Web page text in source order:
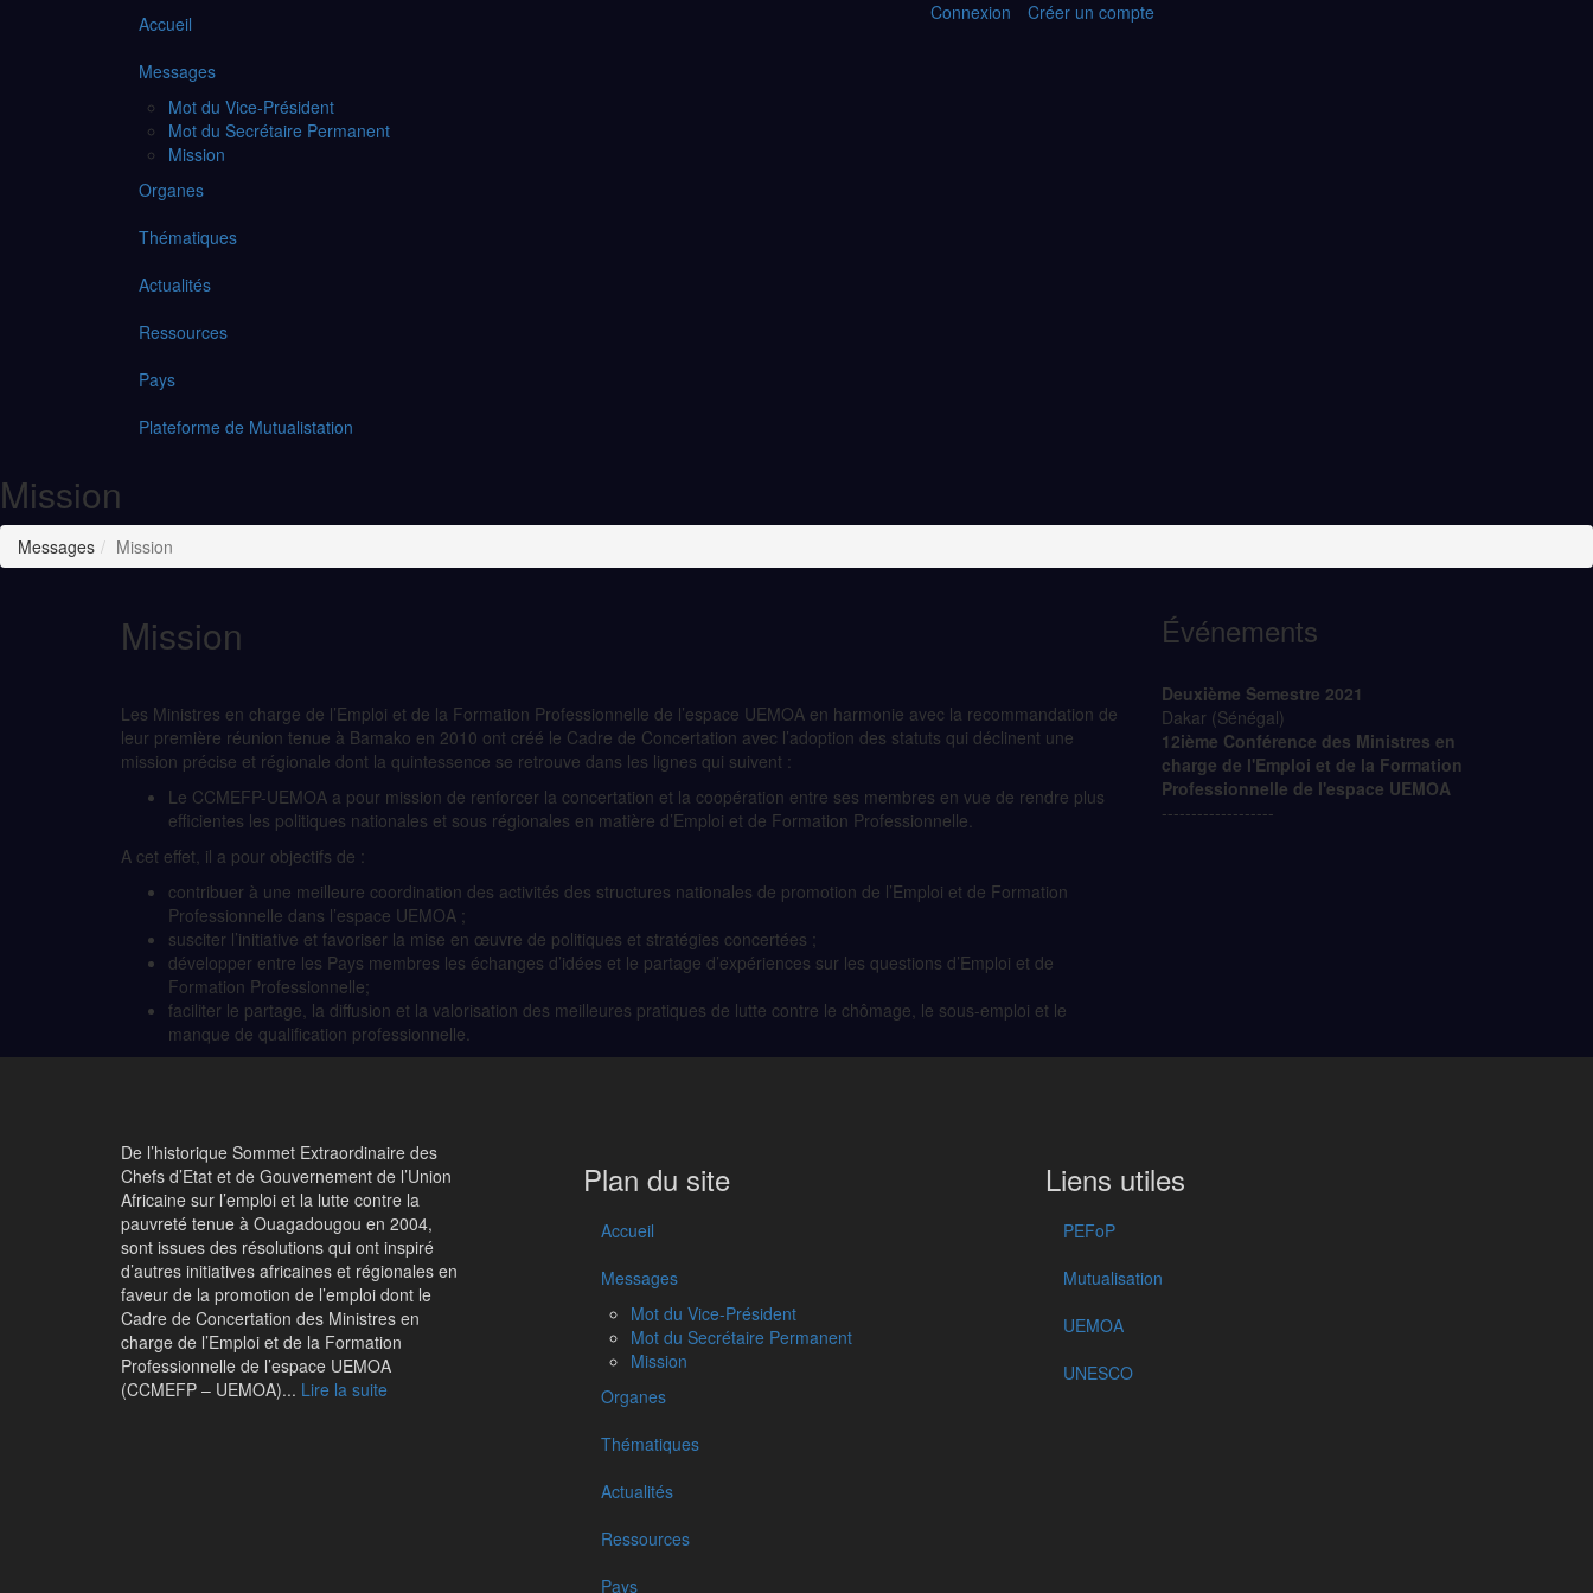
Accueil
Messages
Mot du Vice-Président
Mot du Secrétaire Permanent
Mission
Organes
Thématiques
Actualités
Ressources
Pays
Plateforme de Mutualistation
Connexion Créer un compte
Mission
Messages Mission
Mission
Les Ministres en charge de l’Emploi et de la Formation Professionnelle de l’espace UEMOA en harmonie avec la recommandation de
leur première réunion tenue à Bamako en 2010 ont créé le Cadre de Concertation avec l’adoption des statuts qui déclinent une
mission précise et régionale dont la quintessence se retrouve dans les lignes qui suivent :
Le CCMEFP-UEMOA a pour mission de renforcer la concertation et la coopération entre ses membres en vue de rendre plus
efficientes les politiques nationales et sous régionales en matière d’Emploi et de Formation Professionnelle.
A cet effet, il a pour objectifs de :
contribuer à une meilleure coordination des activités des structures nationales de promotion de l’Emploi et de Formation
Professionnelle dans l’espace UEMOA ;
susciter l’initiative et favoriser la mise en œuvre de politiques et stratégies concertées ;
développer entre les Pays membres les échanges d’idées et le partage d’expériences sur les questions d’Emploi et de
Formation Professionnelle;
faciliter le partage, la diffusion et la valorisation des meilleures pratiques de lutte contre le chômage, le sous-emploi et le
manque de qualification professionnelle.
Événements
Deuxième Semestre 2021
Dakar (Sénégal)
12ième Conférence des Ministres en
charge de l'Emploi et de la Formation
Professionnelle de l'espace UEMOA
-------------------
De l’historique Sommet Extraordinaire des
Chefs d’Etat et de Gouvernement de l’Union
Africaine sur l’emploi et la lutte contre la
pauvreté tenue à Ouagadougou en 2004,
sont issues des résolutions qui ont inspiré
d’autres initiatives africaines et régionales en
faveur de la promotion de l’emploi dont le
Cadre de Concertation des Ministres en
charge de l’Emploi et de la Formation
Professionnelle de l’espace UEMOA
(CCMEFP – UEMOA)... Lire la suite
Plan du site
Accueil
Messages
Mot du Vice-Président
Mot du Secrétaire Permanent
Mission
Organes
Thématiques
Actualités
Ressources
Pays
Liens utiles
PEFoP
Mutualisation
UEMOA
UNESCO